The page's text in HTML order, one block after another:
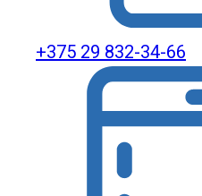
+375 29 832-34-66